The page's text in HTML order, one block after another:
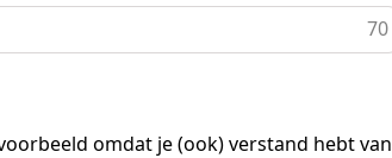
70
omdat je (ook) verstand hebt van